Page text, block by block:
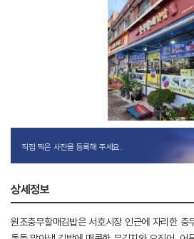
직접 찍은 사진을 등록해 주세요.
상세정보
원조충무할매김밥은 서호시장 인근에 자리한 충